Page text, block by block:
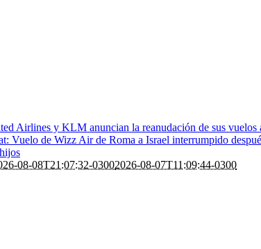
Airlines y KLM anuncian la reanudación de sus vuelos
Vuelo de Wizz Air de Roma a Israel interrumpido
08-08T21:07:32-03002026-08-07T11:09:44-0300